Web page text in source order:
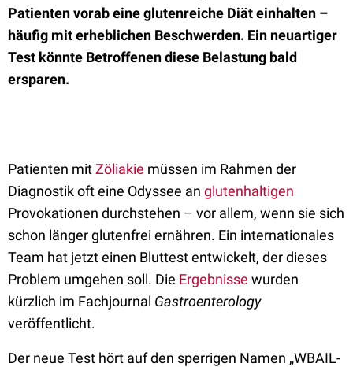
Patienten vorab eine glutenreiche Diät einhalten –
häufig mit erheblichen Beschwerden. Ein neuartiger
Test könnte Betroffenen diese Belastung bald
ersparen.
Patienten mitZöliakie müssen im Rahmen der
Diagnostik oft eine Odyssee an glutenhaltigen
Provokationen durchstehen – vor allem, wenn sie sich
schon länger glutenfrei ernähren. Ein internationales
Team hat jetzt einen Bluttest entwickelt, der dieses
Problem umgehen soll. Die Ergebnisse wurden
kürzlich im Fachjournal Gastroenterology
veröffentlicht.
Der neue Test hört auf den sperrigen Namen „WBAIL-